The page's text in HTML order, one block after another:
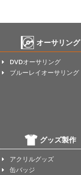
オーサリング
E DVDオーサリング
E ブルーレイオーサリング
グッズ製作
E アクリルグッズ
E 缶バッジ